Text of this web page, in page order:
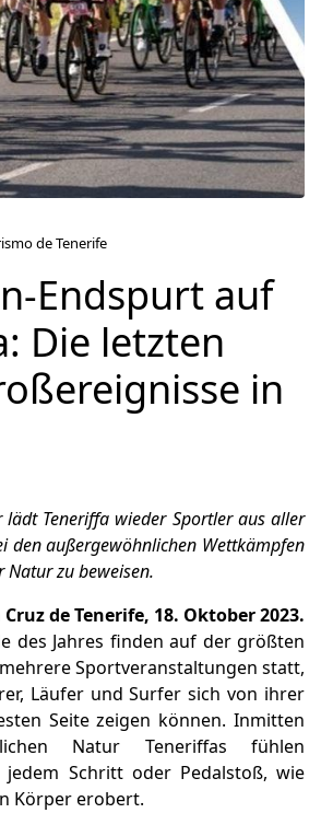
de Tenerife
Endspurt auf
Die letzten
in
lädt Teneriffa wieder Sportler aus aller
den außergewöhnlichen Wettkämpfen
zu beweisen.
de Tenerife, 18. Oktober 2023.
des Jahres finden auf der größten
Sportveranstaltungen statt,
Läufer und Surfer sich von ihrer
Seite zeigen können. Inmitten
Natur Teneriffas fühlen
jedem Schritt oder Pedalstoß, wie
Körper erobert.